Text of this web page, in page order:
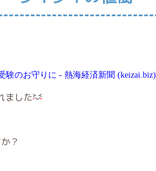
験のお守りに - 熱海経済新聞 (keizai.biz)
ました
？